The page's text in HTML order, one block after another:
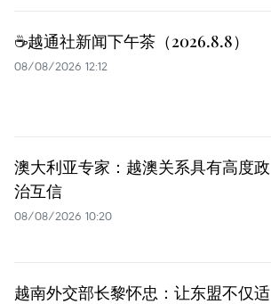
☕️越通社新闻下午茶（2026.8.8）
08/08/2026 12:12
澳大利亚专家：越澳关系具有高度政
治互信
08/08/2026 10:20
越南外交部长黎怀忠：让东盟不仅适